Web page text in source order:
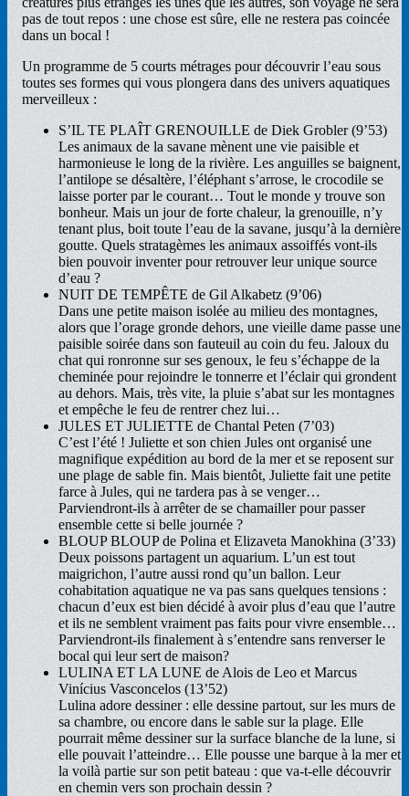
pas de tout repos : une chose est sûre, elle ne restera pas coincée
dans un bocal !
Un programme de 5 courts métrages pour découvrir l’eau sous
toutes ses formes qui vous plongera dans des univers aquatiques
merveilleux :
S’IL TE PLAÎT GRENOUILLE de Diek Grobler (9’53)
Les animaux de la savane mènent une vie paisible et
harmonieuse le long de la rivière. Les anguilles se baignent,
l’antilope se désaltère, l’éléphant s’arrose, le crocodile se
laisse porter par le courant… Tout le monde y trouve son
bonheur. Mais un jour de forte chaleur, la grenouille, n’y
tenant plus, boit toute l’eau de la savane, jusqu’à la dernière
goutte. Quels stratagèmes les animaux assoiffés vont-ils
bien pouvoir inventer pour retrouver leur unique source
d’eau ?
NUIT DE TEMPÊTE de Gil Alkabetz (9’06)
Dans une petite maison isolée au milieu des montagnes,
alors que l’orage gronde dehors, une vieille dame passe une
paisible soirée dans son fauteuil au coin du feu. Jaloux du
chat qui ronronne sur ses genoux, le feu s’échappe de la
cheminée pour rejoindre le tonnerre et l’éclair qui grondent
au dehors. Mais, très vite, la pluie s’abat sur les montagnes
et empêche le feu de rentrer chez lui…
JULES ET JULIETTE de Chantal Peten (7’03)
C’est l’été ! Juliette et son chien Jules ont organisé une
magnifique expédition au bord de la mer et se reposent sur
une plage de sable fin. Mais bientôt, Juliette fait une petite
farce à Jules, qui ne tardera pas à se venger…
Parviendront-ils à arrêter de se chamailler pour passer
ensemble cette si belle journée ?
BLOUP BLOUP de Polina et Elizaveta Manokhina (3’33)
Deux poissons partagent un aquarium. L’un est tout
maigrichon, l’autre aussi rond qu’un ballon. Leur
cohabitation aquatique ne va pas sans quelques tensions :
chacun d’eux est bien décidé à avoir plus d’eau que l’autre
et ils ne semblent vraiment pas faits pour vivre ensemble…
Parviendront-ils finalement à s’entendre sans renverser le
bocal qui leur sert de maison?
LULINA ET LA LUNE de Alois de Leo et Marcus
Vinícius Vasconcelos (13’52)
Lulina adore dessiner : elle dessine partout, sur les murs de
sa chambre, ou encore dans le sable sur la plage. Elle
pourrait même dessiner sur la surface blanche de la lune, si
elle pouvait l’atteindre… Elle pousse une barque à la mer et
la voilà partie sur son petit bateau : que va-t-elle découvrir
en chemin vers son prochain dessin ?